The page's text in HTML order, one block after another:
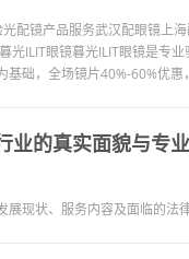
配镜产品服务武汉配眼镜上
光ILIT眼镜暮光ILIT眼镜是
础，全场镜片40%-60%优惠
业的真实面貌与专
现状、服务内容及面临的法